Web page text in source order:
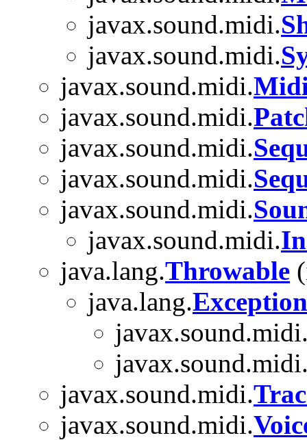
javax.sound.midi.
javax.sound.midi.
javax.sound.midi.
javax.sound.midi.
javax.sound.midi.
javax.sound.midi.
javax.sound.midi.
javax.sound.midi.
java.lang.Throwable
java.lang.Exception
javax.sound.midi.
javax.sound.midi.